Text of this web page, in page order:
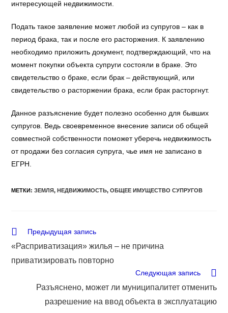
интересующей недвижимости.
Подать такое заявление может любой из супругов – как в
период брака, так и после его расторжения. К заявлению
необходимо приложить документ, подтверждающий, что на
момент покупки объекта супруги состояли в браке. Это
свидетельство о браке, если брак – действующий, или
свидетельство о расторжении брака, если брак расторгнут.
Данное разъяснение будет полезно особенно для бывших
супругов. Ведь своевременное внесение записи об общей
совместной собственности поможет уберечь недвижимость
от продажи без согласия супруга, чье имя не записано в
ЕГРН.
МЕТКИ:ЗЕМЛЯ, НЕДВИЖИМОСТЬ, ОБЩЕЕ ИМУЩЕСТВО СУПРУГОВ
Еще
Предыдущая запись
«Расприватизация» жилья – не причина
приватизировать повторно
Следующая запись
Разъяснено, может ли муниципалитет отменить
разрешение на ввод объекта в эксплуатацию